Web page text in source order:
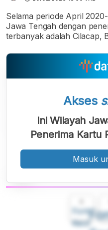
Selama periode April
Jawa Tengah dengan
terbanyak adalah Cilacap,
Font
Kecil
Akses
Ini Wilayah
Penerima Kartu
Masuk